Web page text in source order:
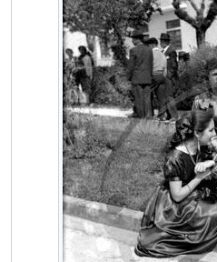
[Item] Carnaval
[Item] Carnaval
[Item] Carnaval
[Item] Carnaval
[Item] Carnaval
[Item] Carnaval
[Item] Carnaval
[Item] Carnaval
[Item] Carnaval
[Item] Carnaval
[Item] Carnaval